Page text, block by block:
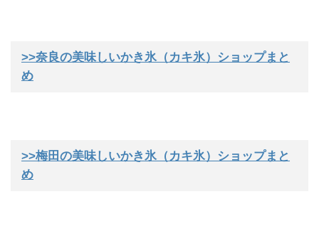
>>奈良の美味しいかき氷（カキ氷）ショップまと
め
>>梅田の美味しいかき氷（カキ氷）ショップまと
め